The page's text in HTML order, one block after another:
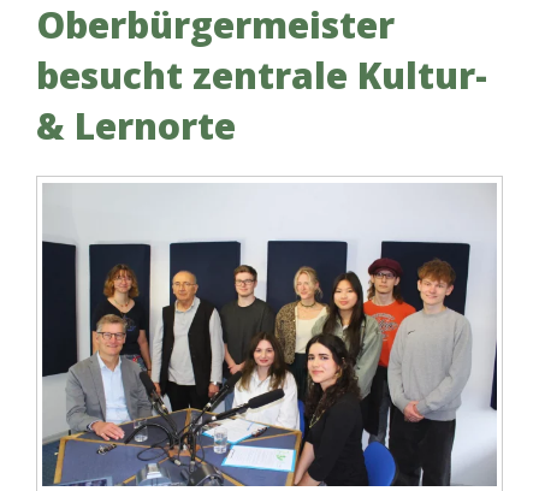
Oberbürgermeister
besucht zentrale Kultur-
& Lernorte